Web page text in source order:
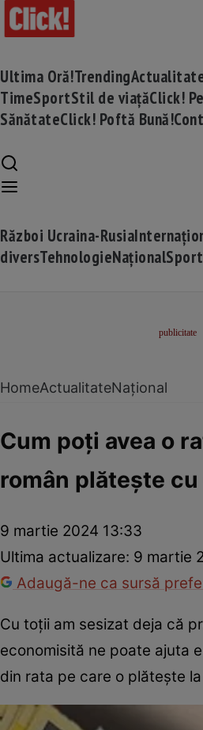
Ultima Oră!Trending
TimeSportStil de viațăClick!
SănătateClick! Poftă Bună!
Război Ucraina-Rusia
diversTehnologieNaționalSport
HomeActualitateNațional
Cum poți avea o
român plătește
9 martie 2024 13:33
Ultima actualizare: 9 martie
Adaugă-ne ca sursă
Cu toții am sesizat deja că
economisită ne poate ajuta
din rata pe care o plătește